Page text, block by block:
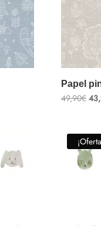
Papel
49,90€ El